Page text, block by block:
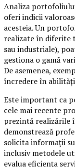
Analiza
oferi indicii
acesteia. Un
realizate în diferite
sau industriale),
gestiona o gamă
De asemenea,
încredere în
Este important ca
cele mai recente
prezintă realizările
demonstrează
solicita informații
inclusiv metodele
evalua eficiența